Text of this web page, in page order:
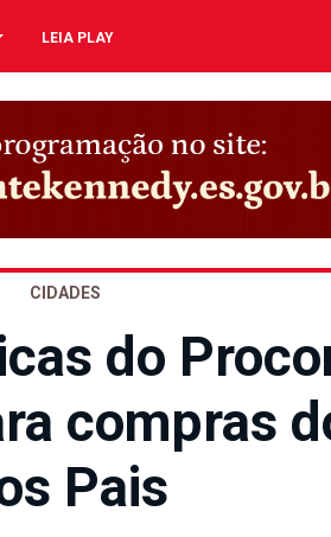
LEIA PLAY
CIDADES
do
compras
Pais